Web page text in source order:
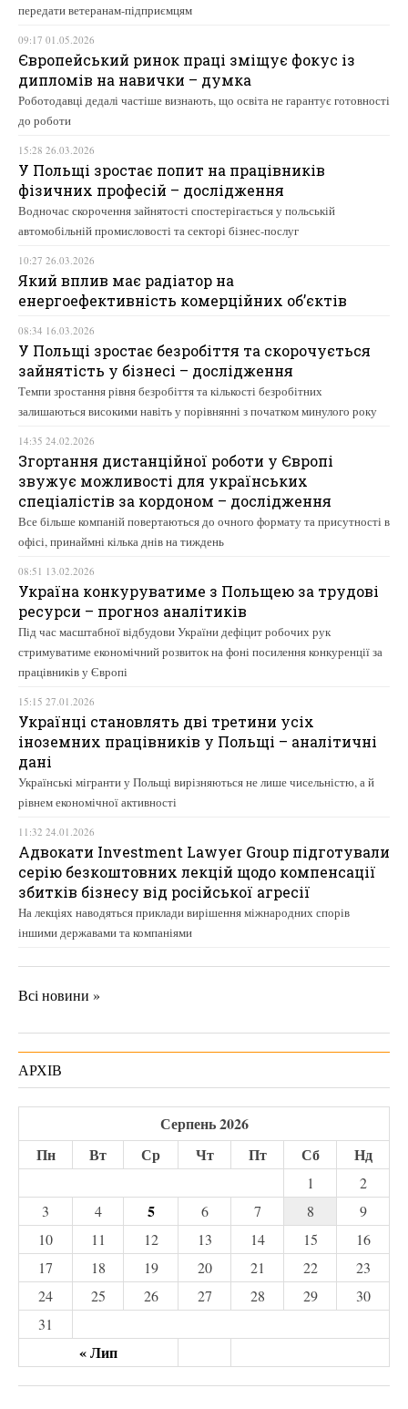
передати ветеранам-підприємцям
09:17 01.05.2026
Європейський ринок праці зміщує фокус із
дипломів на навички – думка
Роботодавці дедалі частіше визнають, що освіта не гарантує готовності
до роботи
15:28 26.03.2026
У Польщі зростає попит на працівників
фізичних професій – дослідження
Водночас скорочення зайнятості спостерігається у польській
автомобільній промисловості та секторі бізнес-послуг
10:27 26.03.2026
Який вплив має радіатор на
енергоефективність комерційних об’єктів
08:34 16.03.2026
У Польщі зростає безробіття та скорочується
зайнятість у бізнесі – дослідження
Темпи зростання рівня безробіття та кількості безробітних
залишаються високими навіть у порівнянні з початком минулого року
14:35 24.02.2026
Згортання дистанційної роботи у Європі
звужує можливості для українських
спеціалістів за кордоном – дослідження
Все більше компаній повертаються до очного формату та присутності в
офісі, принаймні кілька днів на тиждень
08:51 13.02.2026
Україна конкуруватиме з Польщею за трудові
ресурси – прогноз аналітиків
Під час масштабної відбудови України дефіцит робочих рук
стримуватиме економічний розвиток на фоні посилення конкуренції за
працівників у Європі
15:15 27.01.2026
Українці становлять дві третини усіх
іноземних працівників у Польщі – аналітичні
дані
Українські мігранти у Польщі вирізняються не лише чисельністю, а й
рівнем економічної активності
11:32 24.01.2026
Адвокати Investment Lawyer Group підготували
серію безкоштовних лекцій щодо компенсації
збитків бізнесу від російської агресії
На лекціях наводяться приклади вирішення міжнародних спорів
іншими державами та компаніями
Всі новини »
АРХІВ
Серпень 2026
Пн
Вт Ср Чт Пт Сб Нд
« Лип
1
2
3
4 5 6 7 8
9
10
11 12 13 14 15
16
17
18 19 20 21 22
23
24
25 26 27 28 29
30
31